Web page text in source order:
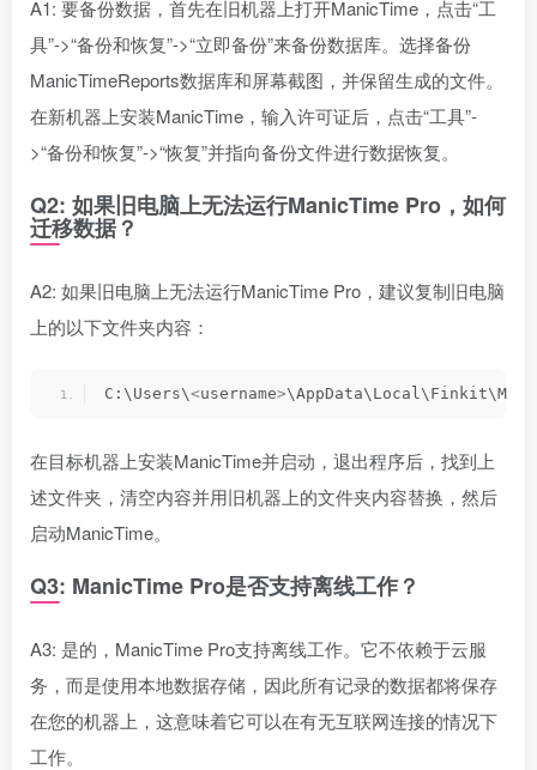
A1: 要备份数据，首先在旧机器上打开ManicTime，点击“工
具”->“备份和恢复”->“立即备份”来备份数据库。选择备份
ManicTimeReports数据库和屏幕截图，并保留生成的文件。
在新机器上安装ManicTime，输入许可证后，点击“工具”-
>“备份和恢复”->“恢复”并指向备份文件进行数据恢复。
Q2: 如果旧电脑上无法运行ManicTime Pro，如何
迁移数据？
A2: 如果旧电脑上无法运行ManicTime Pro，建议复制旧电脑
上的以下文件夹内容：
C:\Users\<username>
在目标机器上安装ManicTime并启动，退出程序后，找到上
述文件夹，清空内容并用旧机器上的文件夹内容替换，然后
启动ManicTime。
Q3: ManicTime Pro是否支持离线工作？
A3: 是的，ManicTime Pro支持离线工作。它不依赖于云服
务，而是使用本地数据存储，因此所有记录的数据都将保存
在您的机器上，这意味着它可以在有无互联网连接的情况下
工作。